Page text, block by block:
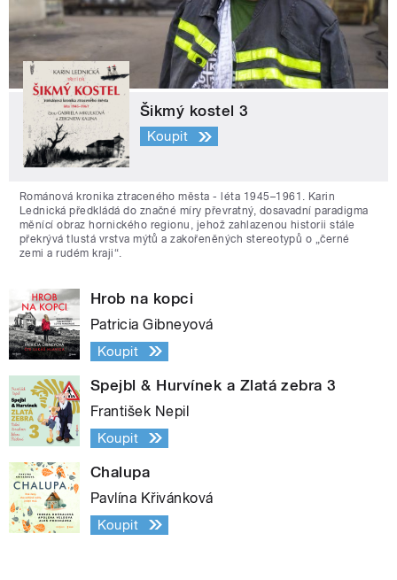
Šikmý kostel 3
Koupit
Románová kronika ztraceného města - léta 1945–1961. Karin
Lednická předkládá do značné míry převratný, dosavadní paradigma
měnící obraz hornického regionu, jehož zahlazenou historii stále
překrývá tlustá vrstva mýtů a zakořeněných stereotypů o „černé
zemi a rudém kraji“.
Hrob na kopci
Patricia Gibneyová
Koupit
Spejbl & Hurvínek a Zlatá zebra 3
František Nepil
Koupit
Chalupa
Pavlína Křivánková
Koupit